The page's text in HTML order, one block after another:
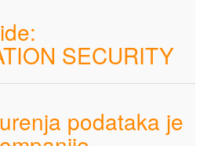
SECURITY
podataka je